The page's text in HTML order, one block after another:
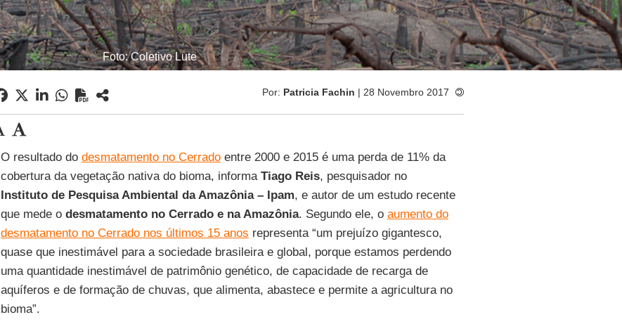
Foto: Coletivo Lute
Por: Patricia Fachin | 28 Novembro 2017
O resultado do desmatamento no Cerradoentre 2000 e 2015 é uma perda de 11% da
cobertura da vegetação nativa do bioma, informa Tiago Reis, pesquisador no
Instituto de Pesquisa Ambiental da Amazônia – Ipam, e autor de um estudo recente
que mede o desmatamento no Cerrado e na Amazônia. Segundo ele, o aumento do
desmatamento no Cerrado nos últimos 15 anos representa “um prejuízo gigantesco,
quase que inestimável para a sociedade brasileira e global, porque estamos perdendo
uma quantidade inestimável de patrimônio genético, de capacidade de recarga de
aquíferos e de formação de chuvas, que alimenta, abastece e permite a agricultura no
bioma”.